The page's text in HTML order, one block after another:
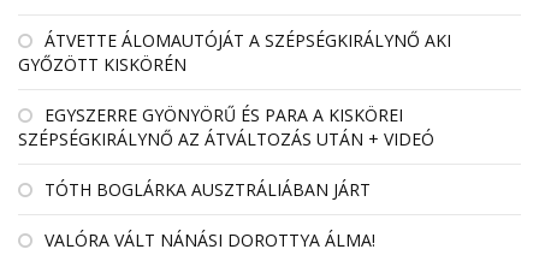
ÁTVETTE ÁLOMAUTÓJÁT A SZÉPSÉGKIRÁLYNŐ AKI
GYŐZÖTT KISKÖRÉN
EGYSZERRE GYÖNYÖRŰ ÉS PARA A KISKÖREI
SZÉPSÉGKIRÁLYNŐ AZ ÁTVÁLTOZÁS UTÁN + VIDEÓ
TÓTH BOGLÁRKA AUSZTRÁLIÁBAN JÁRT
VALÓRA VÁLT NÁNÁSI DOROTTYA ÁLMA!